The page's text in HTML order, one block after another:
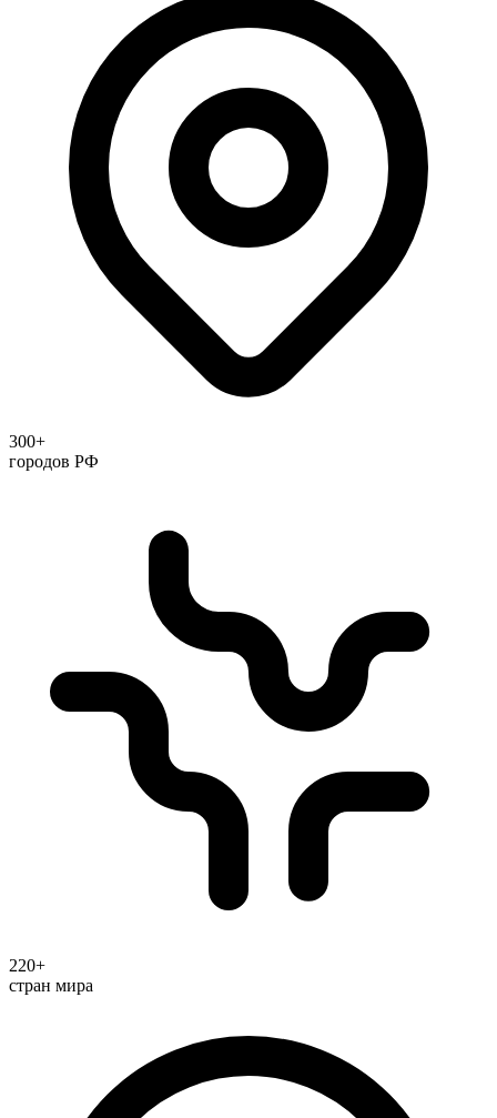
300+
городов РФ
220+
стран мира